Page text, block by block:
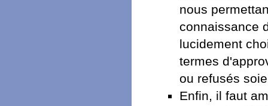
nous
connaissance
lucidement
termes
ou refusés
Enfin, il faut